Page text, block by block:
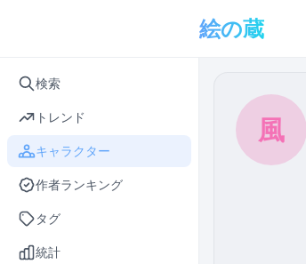
検索
トレンド
キャラクター
作者ランキング
タグ
統計
絵の蔵
風